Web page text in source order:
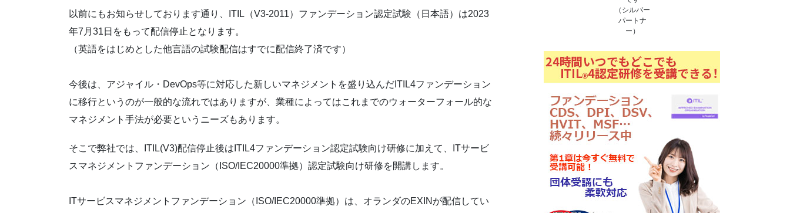
以前にもお知らせしております通り、ITIL（V3-2011）ファンデーション認定試験（日本語）は2023
年7月31日をもって配信停止となります。
（英語をはじめとした他言語の試験配信はすでに配信終了済です）
今後は、アジャイル・DevOps等に対応した新しいマネジメントを盛り込んだITIL4ファンデーション
に移行というのが一般的な流れではありますが、業種によってはこれまでのウォーターフォール的な
マネジメント手法が必要というニーズもあります。
そこで弊社では、ITIL(V3)配信停止後はITIL4ファンデーション認定試験向け研修に加えて、ITサービ
スマネジメントファンデーション（ISO/IEC20000準拠）認定試験向け研修を開講します。
ITサービスマネジメントファンデーション（ISO/IEC20000準拠）は、オランダのEXINが配信してい
（シルバー
パートナ
ー）